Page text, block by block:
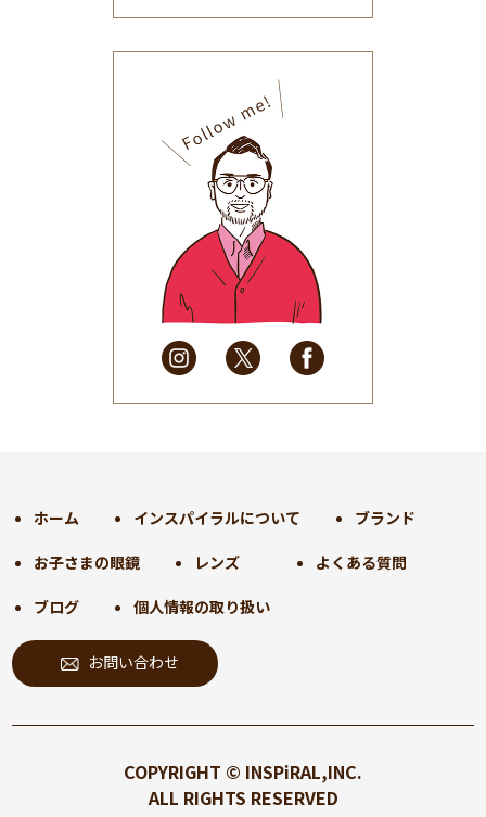
(32)
2025年9月(30)
2025年8月(31)
2025年7月(37)
2025年6月(48)
2025年5月
(41)
2025年4月
(32)
2025年3月(31)
2025年2月
(28)
2024年9月(30)
2024年7月(31)
2024年6月(30)
2024年5月
2024年4月 (32)
2024年2月(31)
2024年1月(45)
2023年12月(31)
ホーム インスパイラルについて ブランド
お子さまの眼鏡 レンズ よくある質問
ブログ 個人情報の取り扱い
お問い合わせ
COPYRIGHT © INSPiRAL,INC.
ALL RIGHTS RESERVED